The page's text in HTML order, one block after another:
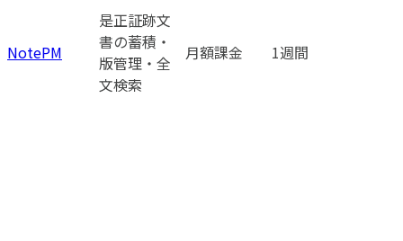
NotePM
是正証跡文
書の蓄積・
版管理・全
文検索
月額課金 1週間